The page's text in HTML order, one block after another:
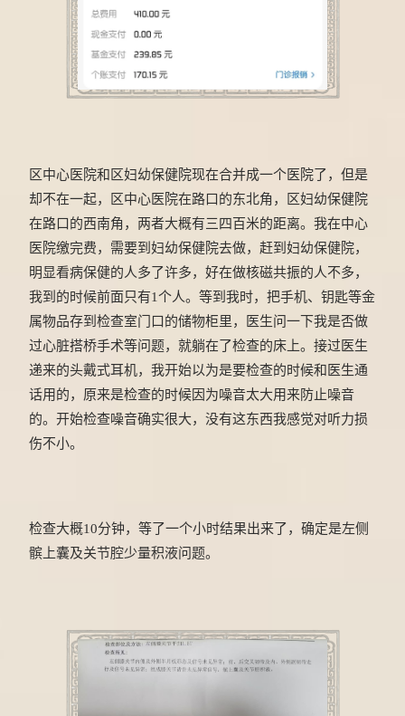
区中心医院和区妇幼保健院现在合并成一个医院了，但是
却不在一起，区中心医院在路口的东北角，区妇幼保健院
在路口的西南角，两者大概有三四百米的距离。我在中心
医院缴完费，需要到妇幼保健院去做，赶到妇幼保健院，
明显看病保健的人多了许多，好在做核磁共振的人不多，
我到的时候前面只有1个人。等到我时，把手机、钥匙等金
属物品存到检查室门口的储物柜里，医生问一下我是否做
过心脏搭桥手术等问题，就躺在了检查的床上。接过医生
递来的头戴式耳机，我开始以为是要检查的时候和医生通
话用的，原来是检查的时候因为噪音太大用来防止噪音
的。开始检查噪音确实很大，没有这东西我感觉对听力损
伤不小。
检查大概10分钟，等了一个小时结果出来了，确定是左侧
髌上囊及关节腔少量积液问题。